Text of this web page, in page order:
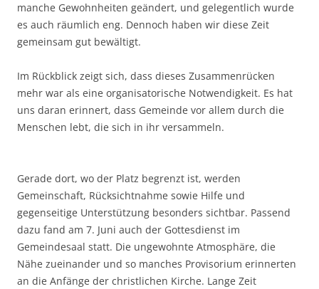
manche Gewohnheiten geändert, und gelegentlich wurde
es auch räumlich eng. Dennoch haben wir diese Zeit
gemeinsam gut bewältigt.
Im Rückblick zeigt sich, dass dieses Zusammenrücken
mehr war als eine organisatorische Notwendigkeit. Es hat
uns daran erinnert, dass Gemeinde vor allem durch die
Menschen lebt, die sich in ihr versammeln.
Gerade dort, wo der Platz begrenzt ist, werden
Gemeinschaft, Rücksichtnahme sowie Hilfe und
gegenseitige Unterstützung besonders sichtbar. Passend
dazu fand am 7. Juni auch der Gottesdienst im
Gemeindesaal statt. Die ungewohnte Atmosphäre, die
Nähe zueinander und so manches Provisorium erinnerten
an die Anfänge der christlichen Kirche. Lange Zeit